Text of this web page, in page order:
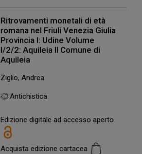
Ritrovamenti monetali di età
romana nel Friuli Venezia Giulia
Provincia I: Udine Volume
I/2/2: Aquileia II Comune di
Aquileia
Ziglio, Andrea
Antichistica
Edizione digitale ad accesso aperto
Acquista edizione cartacea